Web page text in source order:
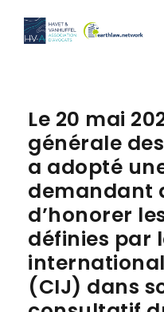
Le 20 mai
générale
a adopté
demandant
d’honorer
définies par
(CIJ) dans